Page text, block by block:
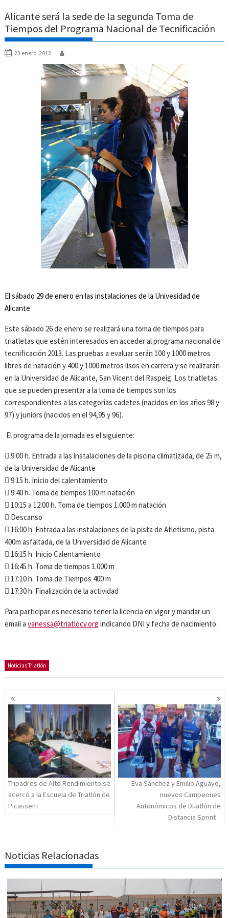
Alicante será la sede de la segunda Toma de
Tiempos del Programa Nacional de Tecnificación
23 enero, 2013
El sábado 29 de enero en las instalaciones de la Univesidad de
Alicante
Este sábado 26 de enero se realizará una toma de tiempos para
triatletas que estén interesados en acceder al programa nacional de
tecnificación 2013. Las pruebas a evaluar serán 100 y 1000 metros
libres de natación y 400 y 1000 metros lisos en carrera y se realizarán
en la Universidad de Alicante, San Vicent del Raspeig. Los triatletas
que se pueden presentar a la toma de tiempos son los
correspondientes a las categorías cadetes (nacidos en los años 98 y
97) y juniors (nacidos en el 94,95 y 96).
El programa de la jornada es el siguiente:
 9:00 h. Entrada a las instalaciones de la piscina climatizada, de 25 m,
de la Universidad de Alicante
 9:15 h. Inicio del calentamiento
 9:40 h. Toma de tiempos 100 m natación
 10:15 a 12:00 h. Toma de tiempos 1.000 m natación
 Descanso
 16:00 h. Entrada a las instalaciones de la pista de Atletismo, pista
400m asfaltada, de la Universidad de Alicante
 16:15 h. Inicio Calentamiento
 16:45 h. Toma de tiempos 1.000 m
 17:10 h. Toma de Tiempos 400 m
 17:30 h. Finalización de la actividad
Para participar es necesario tener la licencia en vigor y mandar un
email avanessa@triatlocv.org indicando DNI y fecha de nacimiento.
Noticias Triatlón
Navegación
de
entradas
Tripadres de Alto Rendimiento se
acercó a la Escuela de Triatlón de
Picassent
Eva Sánchez y Emilio Aguayo,
nuevos Campeones
Autonómicos de Duatlón de
Distancia Sprint
Noticias Relacionadas